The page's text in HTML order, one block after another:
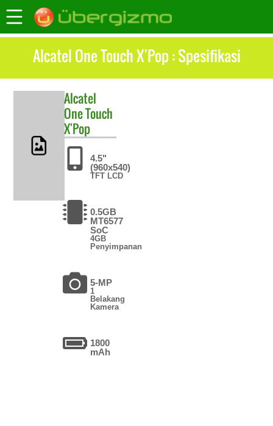
Alcatel One Touch X'Pop : Spesifikasi
Alcatel
One Touch
X'Pop
4.5"
(960x540)
TFT LCD
0.5GB
MT6577
SoC
4GB
Penyimpanan
5-MP
1
Belakang
Kamera
1800
mAh